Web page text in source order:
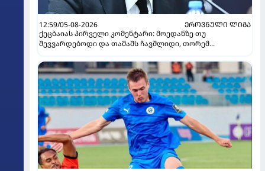
12:59/05-08-2026
ᲔᲠᲝᲕᲜᲣᲚᲘ ᲚᲘᲒᲐ
ქეცბაიას პირველი კომენტარი: მოედანზე თუ
შევვარდებოდი და თამაშს ჩავშლიდი, თორემ...